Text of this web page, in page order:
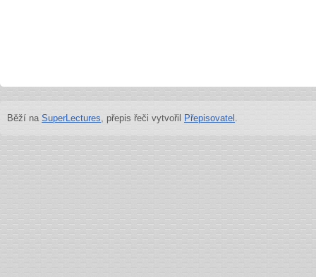
Běží na SuperLectures, přepis řeči vytvořil Přepisovatel .